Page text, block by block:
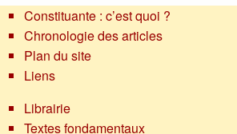
Constituante : c’est quoi ?
Chronologie des articles
Plan du site
Liens
Librairie
Textes fondamentaux